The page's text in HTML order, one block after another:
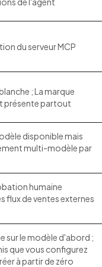
du serveur MCP
; La marque
présente partout
disponible mais
multi-modèle par
humaine
flux de ventes externes
sur le modèle d'abord ;
que vous configurez
à partir de zéro